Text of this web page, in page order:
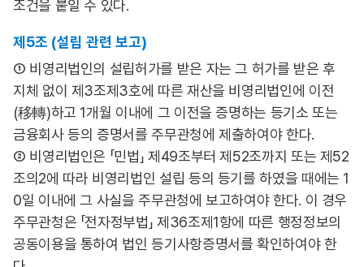
조건을 붙일 수 있다.
제5조 (설립 관련 보고)
① 비영리법인의 설립허가를 받은 자는 그 허가를 받은 후
지체 없이 제3조제3호에 따른 재산을 비영리법인에 이전
(移轉)하고 1개월 이내에 그 이전을 증명하는 등기소 또는
금융회사 등의 증명서를 주무관청에 제출하여야 한다.
② 비영리법인은 「민법」 제49조부터 제52조까지 또는 제52
조의2에 따라 비영리법인 설립 등의 등기를 하였을 때에는 1
0일 이내에 그 사실을 주무관청에 보고하여야 한다. 이 경우
주무관청은 「전자정부법」 제36조제1항에 따른 행정정보의
공동이용을 통하여 법인 등기사항증명서를 확인하여야 한